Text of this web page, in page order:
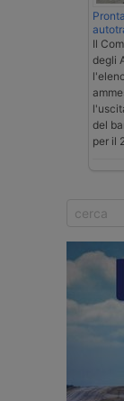
Il
degli
del
per il